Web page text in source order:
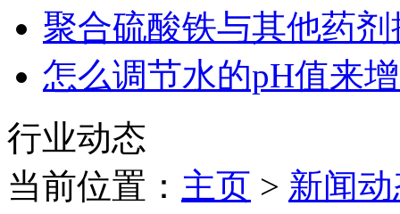
聚合硫酸铁与其他药
怎么调节水的pH值来
行业动态
当前位置： 主页 > 新闻